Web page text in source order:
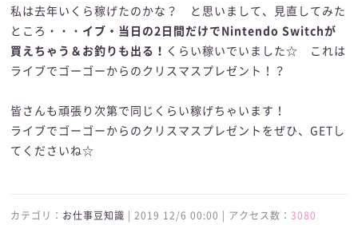
私は去年いくら稼げたのかな？ と思いまして、見直してみた
ところ・・・ イブ・当日の2日間だけでNintendo Switchが
買えちゃう＆お釣りも出る！
くらい稼いでいました☆ これは
ライブでゴーゴーからのクリスマスプレゼント！？
皆さんも頑張り次第で同じくらい稼げちゃいます！
ライブでゴーゴーからのクリスマスプレゼントをぜひ、GETし
てくださいね☆
カテゴリ： お仕事豆知識 | 2019 12/6 00:00 | アクセス数： 3080